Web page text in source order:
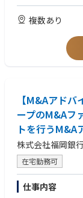
■AflacCafé
ルの受講料やセミ
万円を上限として
書」を作成し、上
支援します。
■海外、国内留学制
国内外の大学院へ
を担うための高度
スタートアップ企
ウハウやオープン
キルアップが期待で
・その他、何らか
‐IPOコンサル
‐VC・CVC・ス
‐商社など事業会
‐スタートアップ
関連）
・その他、何らか
■歓迎要件
・銀行員としての
・年齢は30代前半
複数あり
【M&Aアド
ープのM&Aフ
トを行うM&A
株式会社福岡銀
在宅勤務可
仕事内容